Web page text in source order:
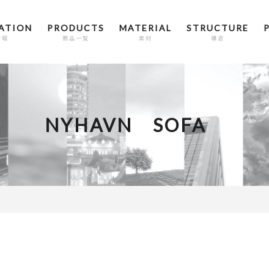
PRODUCTS
商品一覧
MATERIAL
素材
STRUCTURE
構造
NYHAVN SOFA